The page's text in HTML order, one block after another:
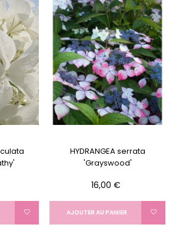
HYDRANGEA serrata
'Grayswood'
Prix
16,00 €
AJOUTER AU PANIER